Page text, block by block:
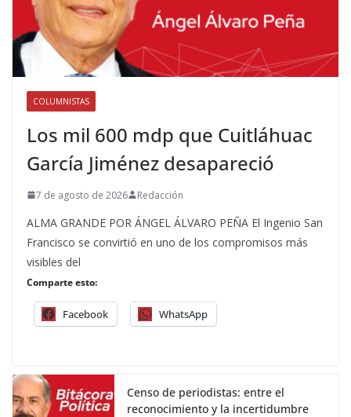
COLUMNISTAS
Los mil 600 mdp que Cuitláhuac
García Jiménez desapareció
7 de agosto de 2026 Redacción
ALMA GRANDE POR ÁNGEL ÁLVARO PEÑA El Ingenio San
Francisco se convirtió en uno de los compromisos más
visibles del
Comparte esto:
Facebook WhatsApp
Censo de periodistas: entre el
reconocimiento y la incertidumbre